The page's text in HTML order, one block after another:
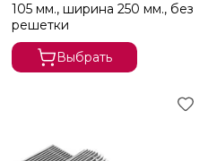
105 мм., ширина 250 мм., без
решетки
Выбрать